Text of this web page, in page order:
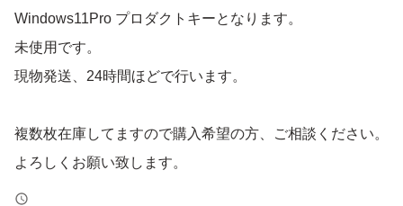
Windows11Pro プロダクトキーとなります。
未使用です。
現物発送、24時間ほどで行います。
複数枚在庫してますので購入希望の方、ご相談ください。
よろしくお願い致します。